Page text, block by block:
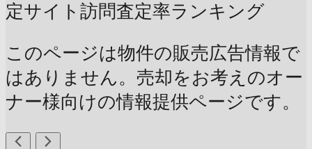
定サイト訪問査定率ランキング
このページは物件の販売広告情報で
はありません。売却をお考えのオー
ナー様向けの情報提供ページです。